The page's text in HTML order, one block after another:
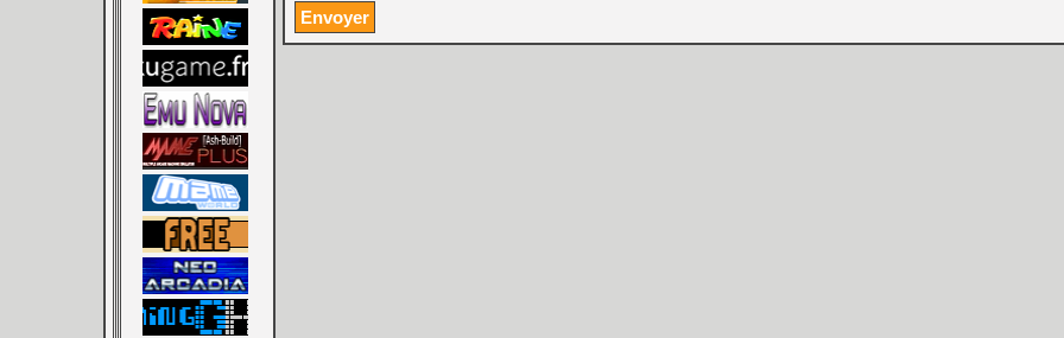
[LS] [PS5] Premiers